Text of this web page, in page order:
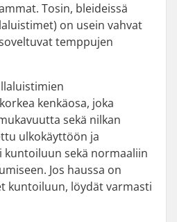
Tosin, bleideissä
on usein vahvat
temppujen
kenkäosa, joka
sekä nilkan
ulkokäyttöön ja
kuntoiluun sekä normaaliin
Jos haussa on
kuntoiluun, löydät varmasti